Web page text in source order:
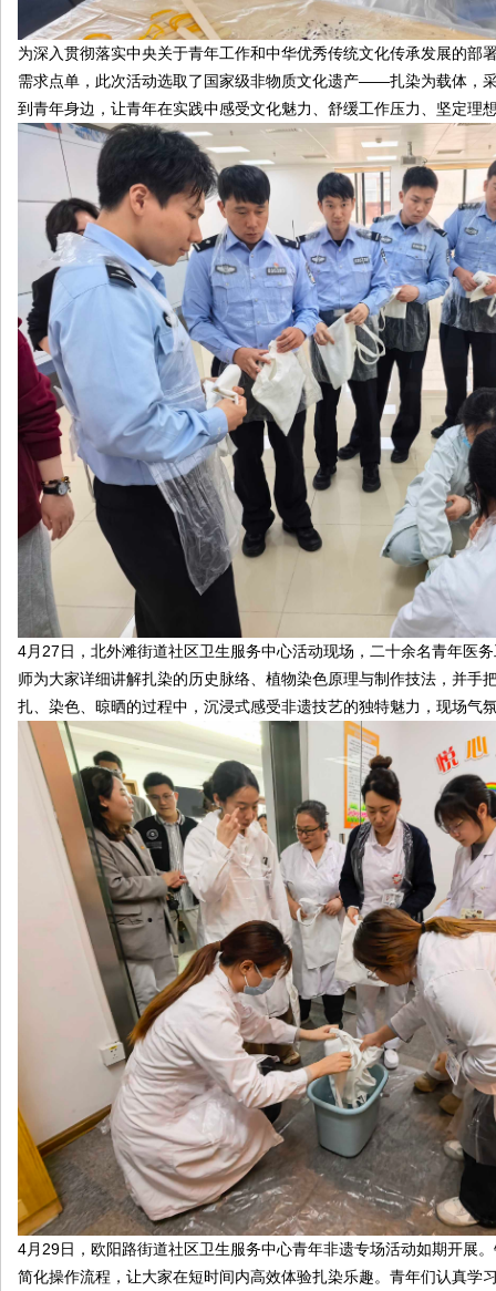
为深入贯彻落实中央关于青年工作和中华优秀传统文化传承发展的部
需求点单，此次活动选取了国家级非物质文化遗产——扎染为载体，
到青年身边，让青年在实践中感受文化魅力、舒缓工作压力、坚定理
4月27日，北外滩街道社区卫生服务中心活动现场，二十余名青年医
师为大家详细讲解扎染的历史脉络、植物染色原理与制作技法，并手
扎、染色、晾晒的过程中，沉浸式感受非遗技艺的独特魅力，现场气
4月29日，欧阳路街道社区卫生服务中心青年非遗专场活动如期开展
简化操作流程，让大家在短时间内高效体验扎染乐趣。青年们认真学